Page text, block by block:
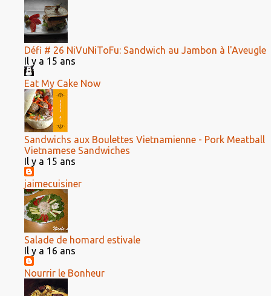
Défi # 26 NiVuNiToFu: Sandwich au Jambon à l'Aveugle
Il y a 15 ans
Eat My Cake Now
Sandwichs aux Boulettes Vietnamienne - Pork Meatball
Vietnamese Sandwiches
Il y a 15 ans
jaimecuisiner
Salade de homard estivale
Il y a 16 ans
Nourrir le Bonheur